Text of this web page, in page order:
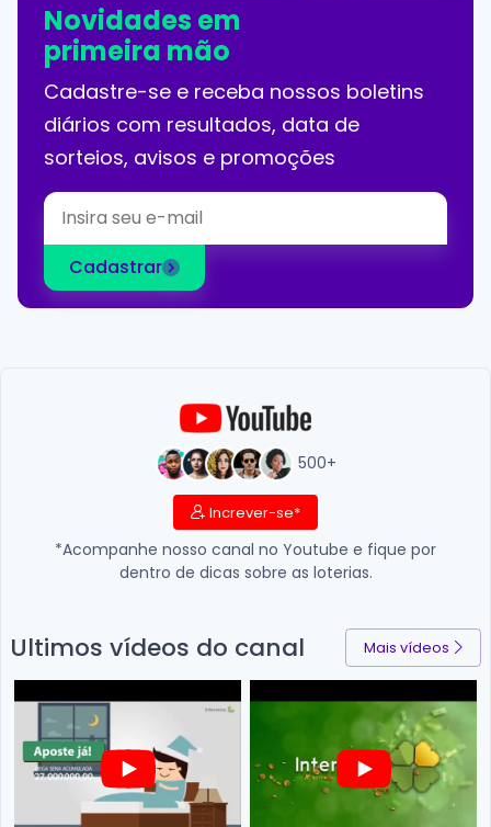
Novidades em
primeira mão
Cadastre-se e receba nossos boletins
diários com resultados, data de
sorteios, avisos e promoções
Cadastrar
500+
Increver-se*
*Acompanhe nosso canal no Youtube e fique por
dentro de dicas sobre as loterias.
Ultimos vídeos do canal Mais vídeos